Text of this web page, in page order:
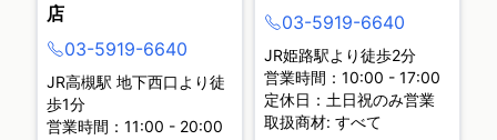
店
03-5919-6640
JR高槻駅 地下西口より徒
歩1分
営業時間：11:00 - 20:00
03-5919-6640
JR姫路駅より徒歩2分
営業時間：10:00 - 17:00
定休日：土日祝のみ営業
取扱商材: すべて